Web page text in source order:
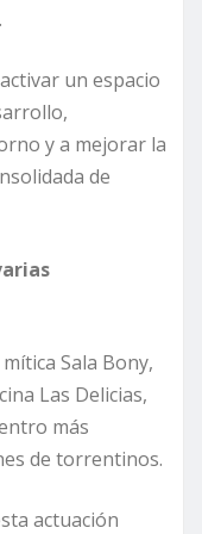
un espacio
y a mejorar la
de
Sala Bony,
Las Delicias,
más
de torrentinos.
actuación